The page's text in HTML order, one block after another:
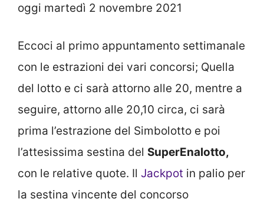
oggi martedì 2 novembre 2021
Eccoci al primo appuntamento settimanale
con le estrazioni dei vari concorsi; Quella
del lotto e ci sarà attorno alle 20, mentre a
seguire, attorno alle 20,10 circa, ci sarà
prima l’estrazione del Simbolotto e poi
l’attesissima sestina del SuperEnalotto,
con le relative quote. Il Jackpot in palio per
la sestina vincente del concorso